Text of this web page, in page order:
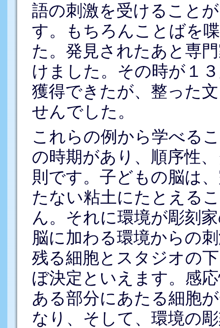
語の刺激を受けること
す。もちろんことばを
た。発見されたあと専
けました。その時が１
獲得できたが、整った
せんでした。
これらの例から学べる
の時期があり、順序性
則です。子どもの脳は
たない粘土にたとえる
ん。それに環境が彫刻
脳に加わる環境からの
残る細胞とスタジオの
ぼ決定といえます。感
ある部分にあたる細胞
なり、そして、環境の